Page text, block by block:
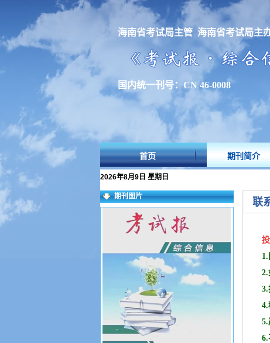
海南省考试局主管 海南省考试局主
国内统一刊号：CN 46-0008
首页 期刊简介
2026年8月9日 星期日
期刊图片 联
2.
3.
4.
5.
6.